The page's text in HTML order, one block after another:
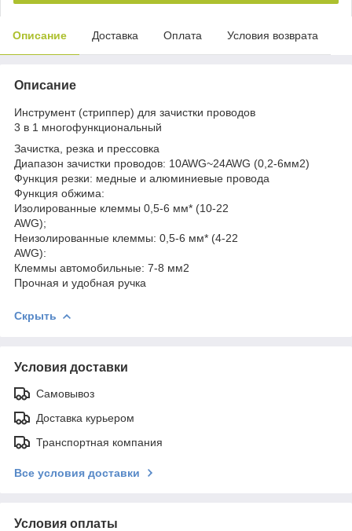
Описание Доставка Оплата Условия возврата
Описание
Инструмент (стриппер) для зачистки проводов
3 в 1 многофункциональный
Зачистка, резка и прессовка
Диапазон зачистки проводов: 10AWG~24AWG (0,2-6мм2)
Функция резки: медные и алюминиевые провода
Функция обжима:
Изолированные клеммы 0,5-6 мм* (10-22
AWG);
Неизолированные клеммы: 0,5-6 мм* (4-22
AWG):
Клеммы автомобильные: 7-8 мм2
Прочная и удобная ручка
Скрыть
Условия доставки
Самовывоз
Доставка курьером
Транспортная компания
Все условия доставки
Условия оплаты